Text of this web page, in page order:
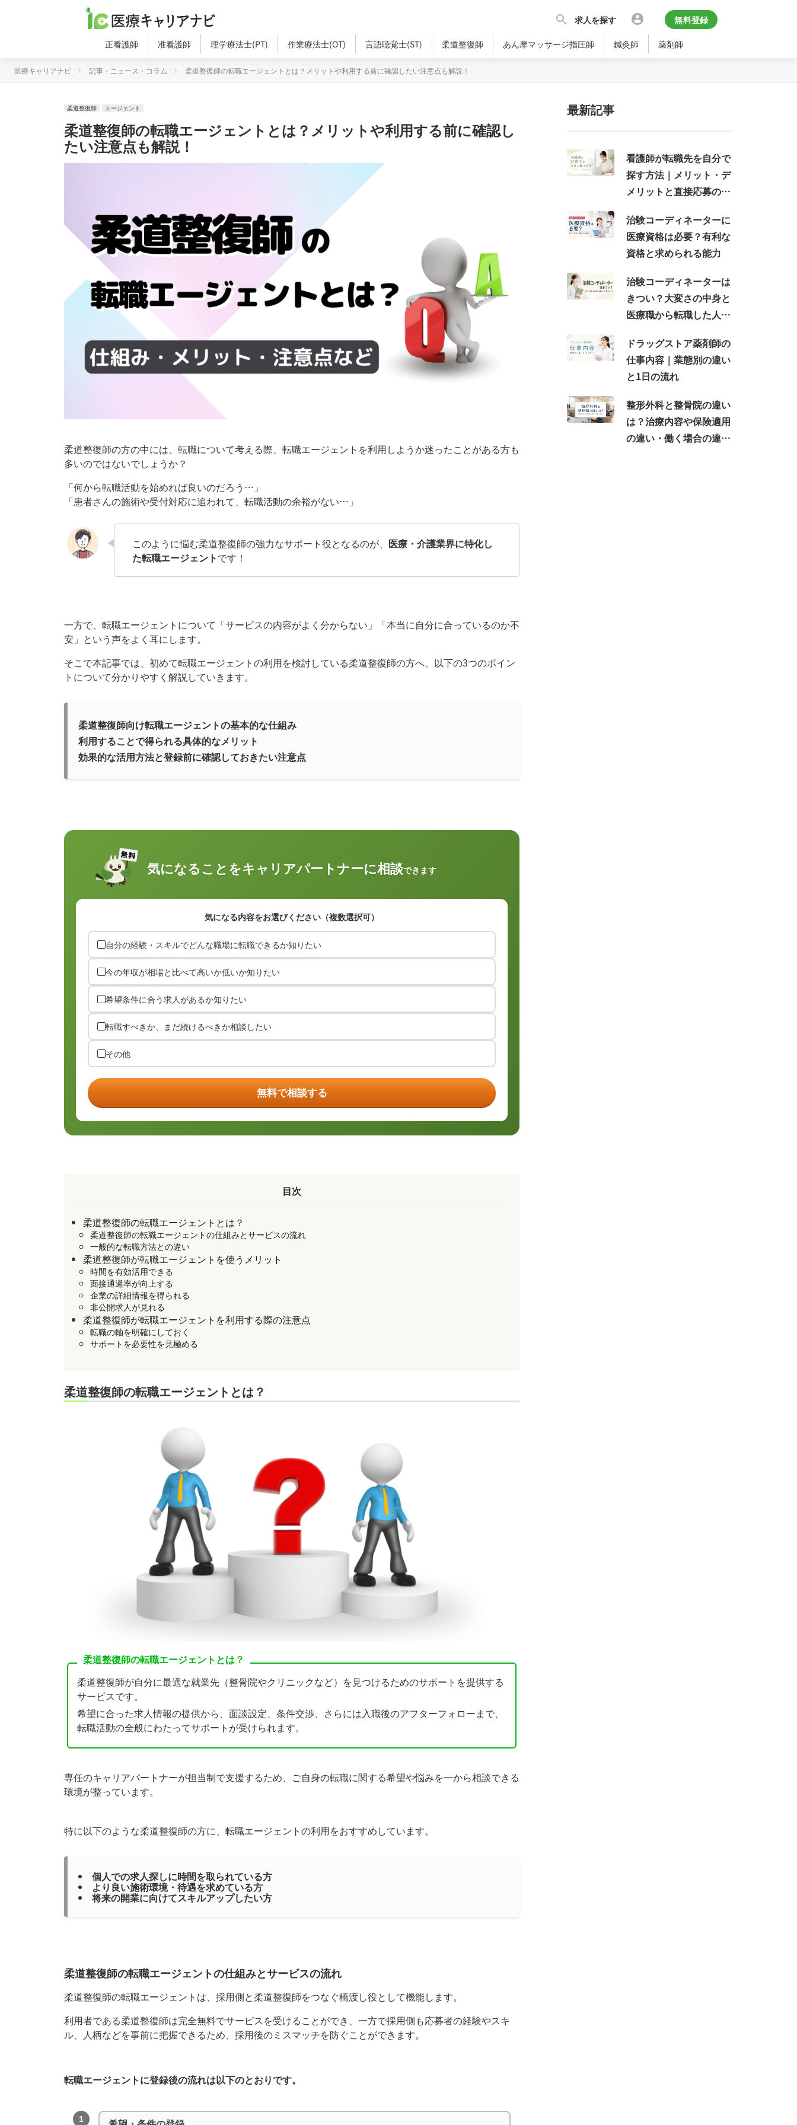
求人を探す 無料登録
正看護師 准看護師 理学療法士(PT) 作業療法士(OT) 言語聴覚士(ST) 柔道整復師 あん摩マッサージ指圧師 鍼灸師 薬剤師
医療キャリアナビ 記事・ニュース・コラム 柔道整復師の転職エージェントとは？メリットや利用する前に確認したい注意点も解説！
柔道整復師 エージェント
柔道整復師の転職エージェントとは？メリットや利用する前に確認し
たい注意点も解説！
柔道整復師の方の中には、転職について考える際、転職エージェントを利用しようか迷ったことがある方も
多いのではないでしょうか？
「何から転職活動を始めれば良いのだろう…」
「患者さんの施術や受付対応に追われて、転職活動の余裕がない…」
このように悩む柔道整復師の強力なサポート役となるのが、 医療・介護業界に特化し
た転職エージェントです！
一方で、転職エージェントについて「サービスの内容がよく分からない」「本当に自分に合っているのか不
安」という声をよく耳にします。
そこで本記事では、初めて転職エージェントの利用を検討している柔道整復師の方へ、以下の3つのポイン
トについて分かりやすく解説していきます。
柔道整復師向け転職エージェントの基本的な仕組み
利用することで得られる具体的なメリット
効果的な活用方法と登録前に確認しておきたい注意点
気になることをキャリアパートナーに相談できます
気になる内容をお選びください（複数選択可）
自分の経験・スキルでどんな職場に転職できるか知りたい
今の年収が相場と比べて高いか低いか知りたい
希望条件に合う求人があるか知りたい
転職すべきか、まだ続けるべきか相談したい
その他
無料で相談する
目次
柔道整復師の転職エージェントとは？
柔道整復師の転職エージェントの仕組みとサービスの流れ
一般的な転職方法との違い
柔道整復師が転職エージェントを使うメリット
時間を有効活用できる
面接通過率が向上する
企業の詳細情報を得られる
非公開求人が見れる
柔道整復師が転職エージェントを利用する際の注意点
転職の軸を明確にしておく
サポートを必要性を見極める
柔道整復師の転職エージェントとは？
柔道整復師の転職エージェントとは？
柔道整復師が自分に最適な就業先（整骨院やクリニックなど）を見つけるためのサポートを提供する
サービスです。
希望に合った求人情報の提供から、面談設定、条件交渉、さらには入職後のアフターフォローまで、
転職活動の全般にわたってサポートが受けられます。
専任のキャリアパートナーが担当制で支援するため、ご自身の転職に関する希望や悩みを一から相談できる
環境が整っています。
特に以下のような柔道整復師の方に、転職エージェントの利用をおすすめしています。
個人での求人探しに時間を取られている方
より良い施術環境・待遇を求めている方
将来の開業に向けてスキルアップしたい方
柔道整復師の転職エージェントの仕組みとサービスの流れ
柔道整復師の転職エージェントは、採用側と柔道整復師をつなぐ橋渡し役として機能します。
利用者である柔道整復師は完全無料でサービスを受けることができ、一方で採用側も応募者の経験やスキ
ル、人柄などを事前に把握できるため、採用後のミスマッチを防ぐことができます。
転職エージェントに登録後の流れは以下のとおりです。
1
最新記事
看護師が転職先を自分で
探す方法｜メリット・デ
メリットと直接応募の注
治験コーディネーターに
医療資格は必要？有利な
資格と求められる能力
治験コーディネーターは
きつい？大変さの中身と
医療職から転職した人が
ドラッグストア薬剤師の
仕事内容｜業態別の違い
と1日の流れ
整形外科と整骨院の違い
は？治療内容や保険適用
の違い・働く場合の違い